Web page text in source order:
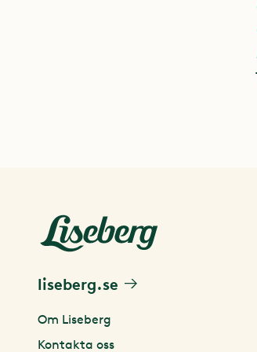
liseberg.se
Om Liseberg
Kontakta oss